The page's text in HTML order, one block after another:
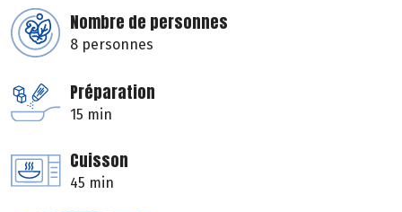
Nombre de personnes
8 personnes
Préparation
15 min
Cuisson
45 min